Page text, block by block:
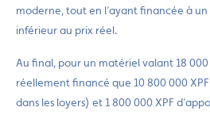
moderne, tout en l’ayant financée à
inférieur au prix réel.
Au final, pour un matériel valant 18 000
réellement financé que 10 800 000
dans les loyers) et 1 800 000 XPF